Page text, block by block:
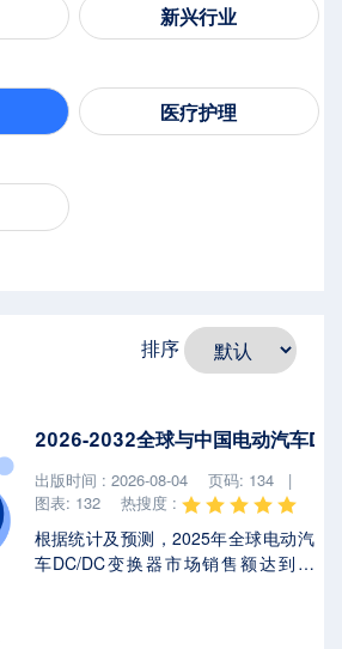
新兴行业
医疗护理
排序
2026-2032全球与中国电动汽车
出版时间 : 2026-08-04
页码: 134 |
图表: 132
热搜度 :
根据统计及预测，2025年全球电动汽
车DC/DC变换器市场销售额达到了